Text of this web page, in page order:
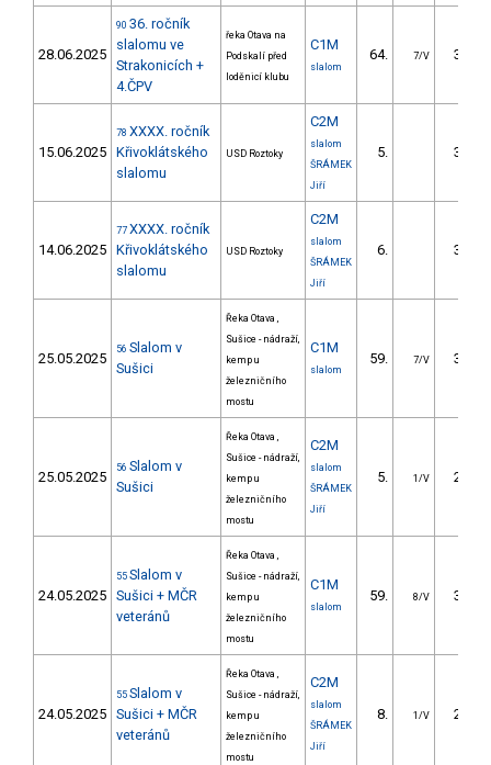
28.06.2025
90 36. ročník
slalomu ve
Strakonicích +
4.ČPV
řeka Otava na
Podskalí před
loděnicí klubu
C1M
slalom
64. 7/V 35.09
15.06.2025
78 XXXX. ročník
Křivoklátského
slalomu
USD Roztoky
C2M
slalom
ŠRÁMEK
Jiří
5. 36.65
14.06.2025
77 XXXX. ročník
Křivoklátského
slalomu
USD Roztoky
C2M
slalom
ŠRÁMEK
Jiří
6. 34.15
25.05.2025
56 Slalom v
Sušici
Řeka Otava ,
Sušice - nádraží,
kemp u
železničního
mostu
C1M
slalom
59. 7/V 36.72
25.05.2025
56 Slalom v
Sušici
Řeka Otava ,
Sušice - nádraží,
kemp u
železničního
mostu
C2M
slalom
ŠRÁMEK
Jiří
5. 1/V 24.75
24.05.2025
55 Slalom v
Sušici + MČR
veteránů
Řeka Otava ,
Sušice - nádraží,
kemp u
železničního
mostu
C1M
slalom
59. 8/V 31.76
24.05.2025
55 Slalom v
Sušici + MČR
veteránů
Řeka Otava ,
Sušice - nádraží,
kemp u
železničního
mostu
C2M
slalom
ŠRÁMEK
Jiří
8. 1/V 26.41